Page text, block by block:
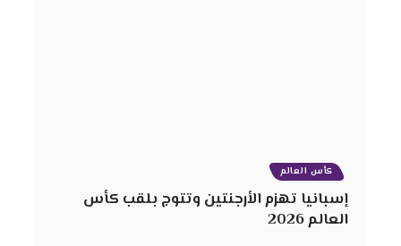
كأس العالم
إسبانيا تهزم الأرجنتين وتتوج بلقب كأس
العالم 2026